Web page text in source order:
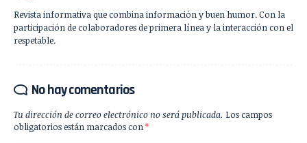
Revista informativa que combina información y buen humor. Con la
participación de colaboradores de primera línea y la interacción con el
respetable.
No hay comentarios
Tu dirección de correo electrónico no será publicada. Los campos
obligatorios están marcados con*